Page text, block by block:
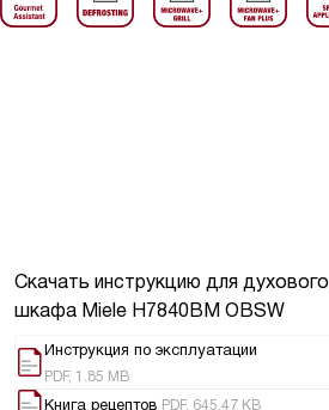
Скачать инструкцию для духового
шкафа Miele H7840BM OBSW
Инструкция по эксплуатации
PDF, 1.85 MB
Книга рецептов PDF, 645.47 KB